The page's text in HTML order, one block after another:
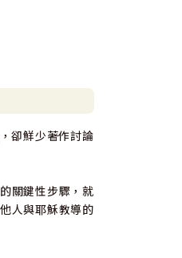
卻鮮少著作討論
關鍵性步驟，就
人與耶穌教導的